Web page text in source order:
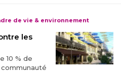
de vie & environnement
les
10 % de